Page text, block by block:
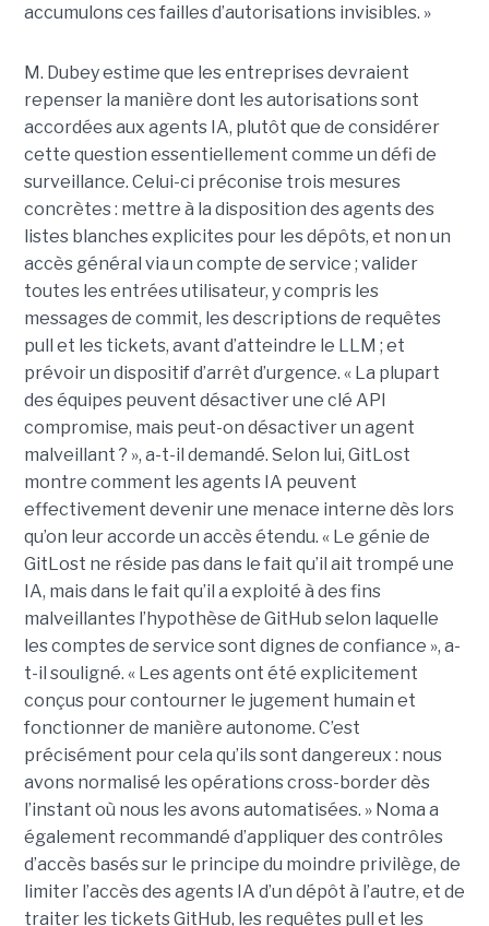
accumulons ces failles d’autorisations invisibles. »
M. Dubey estime que les entreprises devraient
repenser la manière dont les autorisations sont
accordées aux agents IA, plutôt que de considérer
cette question essentiellement comme un défi de
surveillance. Celui-ci préconise trois mesures
concrètes : mettre à la disposition des agents des
listes blanches explicites pour les dépôts, et non un
accès général via un compte de service ; valider
toutes les entrées utilisateur, y compris les
messages de commit, les descriptions de requêtes
pull et les tickets, avant d’atteindre le LLM ; et
prévoir un dispositif d’arrêt d’urgence. « La plupart
des équipes peuvent désactiver une clé API
compromise, mais peut-on désactiver un agent
malveillant ? », a-t-il demandé. Selon lui, GitLost
montre comment les agents IA peuvent
effectivement devenir une menace interne dès lors
qu’on leur accorde un accès étendu. « Le génie de
GitLost ne réside pas dans le fait qu’il ait trompé une
IA, mais dans le fait qu’il a exploité à des fins
malveillantes l’hypothèse de GitHub selon laquelle
les comptes de service sont dignes de confiance », a-
t-il souligné. « Les agents ont été explicitement
conçus pour contourner le jugement humain et
fonctionner de manière autonome. C’est
précisément pour cela qu’ils sont dangereux : nous
avons normalisé les opérations cross-border dès
l’instant où nous les avons automatisées. » Noma a
également recommandé d’appliquer des contrôles
d’accès basés sur le principe du moindre privilège, de
limiter l’accès des agents IA d’un dépôt à l’autre, et de
traiter les tickets GitHub, les requêtes pull et les